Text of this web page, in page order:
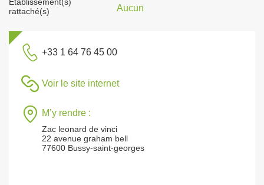
rattaché(s)
Aucun
+33 1 64 76 45 00
Voir le site internet
M’y rendre :
Zac leonard de vinci
22 avenue graham bell
77600 Bussy-saint-georges